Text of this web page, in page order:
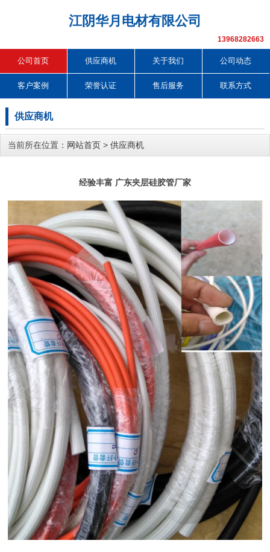
江阴华月电材有限公司
13968282663
公司首页 供应商机 关于我们 公司动态
客户案例 荣誉认证 售后服务 联系方式
供应商机
当前所在位置： 网站首页 > 供应商机
经验丰富 广东夹层硅胶管厂家